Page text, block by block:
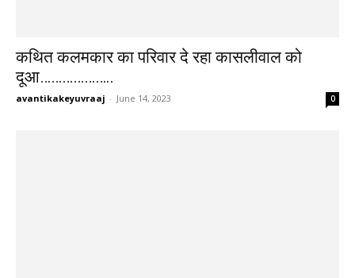
कथित कलमकार का परिवार दे रहा कासलीवाल को
दूआ………………..
avantikakeyuvraaj - June 14, 2023 0